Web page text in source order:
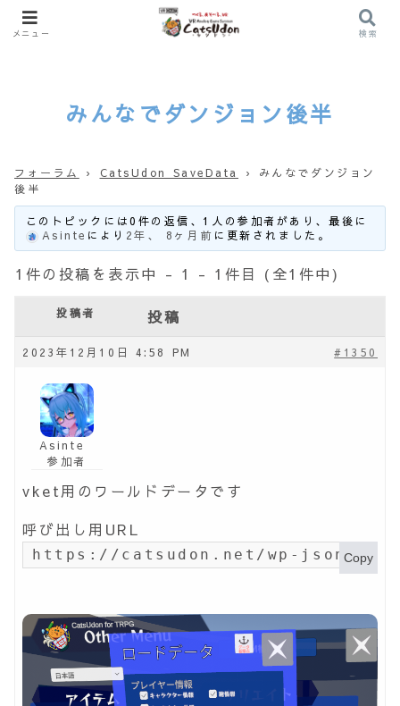
みんなでダンジョン後半
フォーラム › CatsUdon SaveData ›
みんなでダンジョン
後半
このトピックには0件の返信、1人の参加者があり、最後に
Asinte により 2年、 8ヶ月前 に更新されました。
1件の投稿を表示中 - 1 - 1件目 (全1件中)
投稿者 投稿
2023年12月10日 4:58 PM #1350
Asinte
参加者
vket用のワールドデータです
呼び出し用URL
https://catsudon.net/wp-json/my-
Copy
メニュー 検索